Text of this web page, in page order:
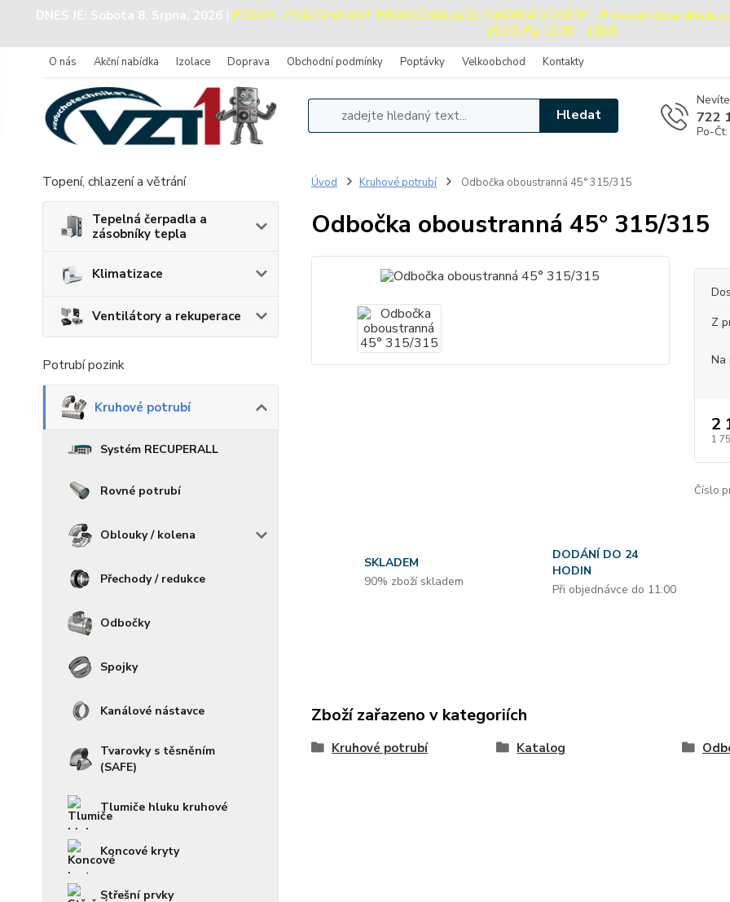
DNES JE: Sobota 8. Srpna, 2026 | POZOR - PRÁZDNINOVÝ PROVOZ SKLADU / OSOBNÍ ODBĚRY - Provozní doba
- 15:30, Pá: 13:00 - 15:00
O nás Akční nabídka Izolace Doprava Obchodní podmínky Poptávky Velkoobchod Kontakty
Hledat 722
Po-
Topení, chlazení a větrání
Tepelná čerpadla a
zásobníky tepla
Klimatizace
Ventilátory a rekuperace
Potrubí pozink
Kruhové potrubí
Systém RECUPERALL
Rovné potrubí
Oblouky / kolena
Přechody / redukce
Odbočky
Spojky
Kanálové nástavce
Tvarovky s těsněním
(SAFE)
Tlumiče hluku kruhové
Koncové kryty
Střešní prvky
Úvod Kruhové potrubí Odbočka oboustranná 45° 315/315
Odbočka oboustranná 45° 315/315
Z
Na
2
1
Číslo
SKLADEM
90% zboží skladem
DODÁNÍ DO 24
HODIN
Při objednávce do 11:00
Zboží zařazeno v kategoriích
Kruhové potrubí Katalog